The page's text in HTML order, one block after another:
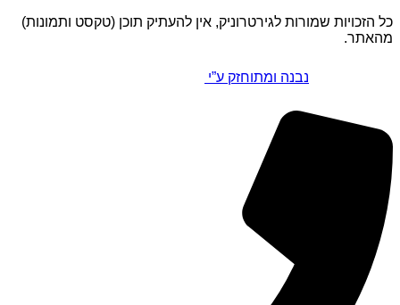
כל הזכויות שמורות לגירטרוניק, אין להעתיק תוכן (טקסט ותמונות)
מהאתר.
נבנה ומתוחזק ע”י